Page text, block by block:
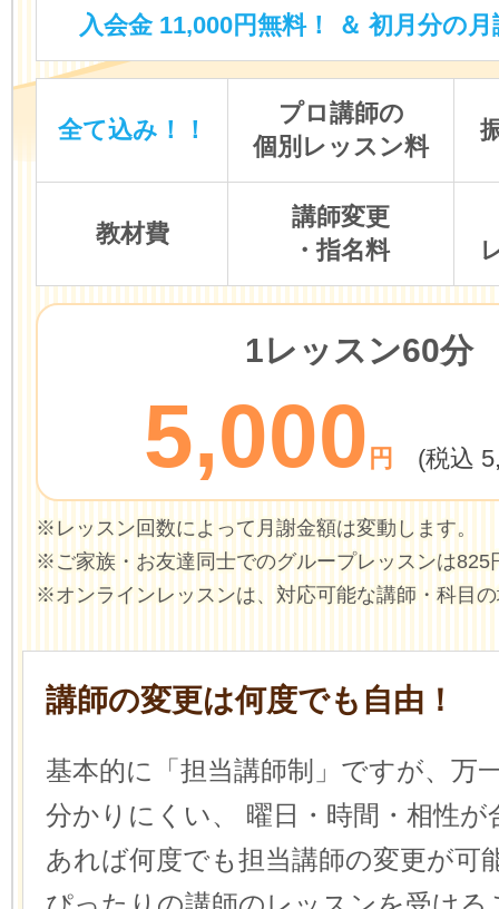
入会金 11,000円無料！ ＆ 初月分の
全て込み！！
プロ講師の
個別レッスン料
教材費
講師変更
・指名料
1レッスン60分
5,000 円 (税込
※レッスン回数によって月謝金額は変動します。
※ご家族・お友達同士でのグループレッスンは825
※オンラインレッスンは、対応可能な講師・科目
講師の変更は何度でも自由！
基本的に「担当講師制」ですが、万
分かりにくい、
曜日・時間・相性
あれば何度でも担当講師の変更が可